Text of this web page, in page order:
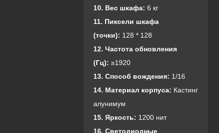
10. Вес шкафа: 6 кг
11. Пиксели шкафа
(точки): 128 * 128
12. Частота обновления
(Гц): ≥1920
13. Способ вождения: 1/16
14. Материал корпуса: Кастинг
алунимум
15. Яркость: 1200 нит
16. Светодиодные